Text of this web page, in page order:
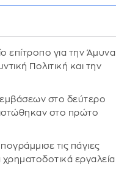
επίτροπο για την Άμυνα
Πολιτική και την
στο δεύτερο
στο πρώτο
τις πάγιες
χρηματοδοτικά εργαλεία